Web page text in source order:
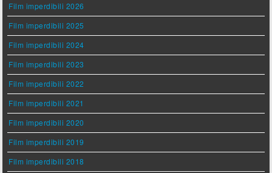
Film imperdibili 2026
Film imperdibili 2025
Film imperdibili 2024
Film imperdibili 2023
Film imperdibili 2022
Film imperdibili 2021
Film imperdibili 2020
Film imperdibili 2019
Film imperdibili 2018